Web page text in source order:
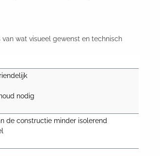
wat visueel gewenst en technisch
nodig
de constructie minder isolerend